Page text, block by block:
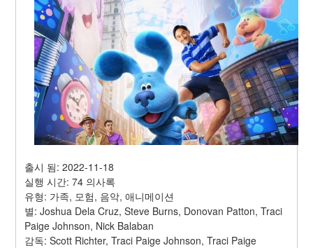
출시 됨: 2022-11-18
실행 시간: 74 의사록
유형: 가족, 모험, 음악, 애니메이션
별: Joshua Dela Cruz, Steve Burns, Donovan Patton, Traci
Paige Johnson, Nick Balaban
감독: Scott Richter, Traci Paige Johnson, Traci Paige